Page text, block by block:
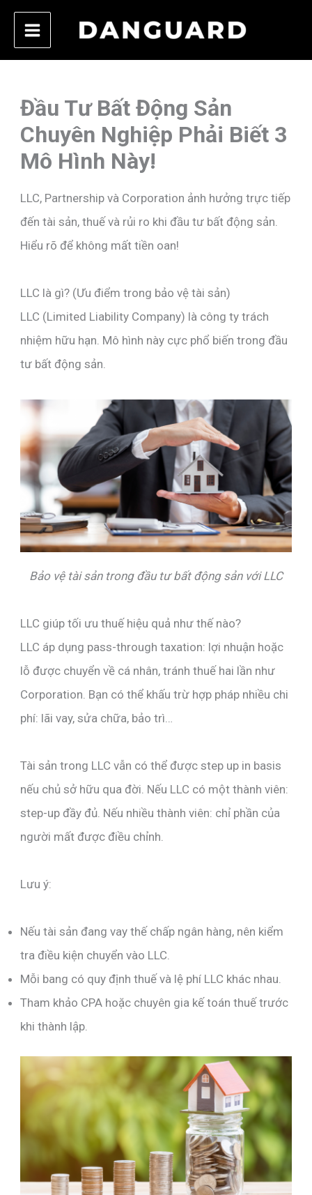
Skip
content
Đầu Tư Bất Động Sản
Chuyên Nghiệp Phải Biết 3
Mô Hình Này!
LLC, Partnership và Corporation ảnh hưởng trực tiếp
đến tài sản, thuế và rủi ro khi đầu tư bất động sản.
Hiểu rõ để không mất tiền oan!
LLC là gì? (Ưu điểm trong bảo vệ tài sản)
LLC (Limited Liability Company) là công ty trách
nhiệm hữu hạn. Mô hình này cực phổ biến trong đầu
tư bất động sản.
Bảo vệ tài sản trong đầu tư bất động sản với LLC
LLC giúp tối ưu thuế hiệu quả như thế nào?
LLC áp dụng pass-through taxation: lợi nhuận hoặc
lỗ được chuyển về cá nhân, tránh thuế hai lần như
Corporation. Bạn có thể khấu trừ hợp pháp nhiều chi
phí: lãi vay, sửa chữa, bảo trì…
Tài sản trong LLC vẫn có thể được step up in basis
nếu chủ sở hữu qua đời. Nếu LLC có một thành viên:
step-up đầy đủ. Nếu nhiều thành viên: chỉ phần của
người mất được điều chỉnh.
Lưu ý:
Nếu tài sản đang vay thế chấp ngân hàng, nên kiểm
tra điều kiện chuyển vào LLC.
Mỗi bang có quy định thuế và lệ phí LLC khác nhau.
Tham khảo CPA hoặc chuyên gia kế toán thuế trước
khi thành lập.